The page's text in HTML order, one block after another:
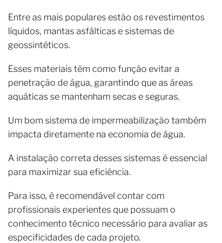
Entre as mais populares estão os revestimentos
líquidos, mantas asfálticas e sistemas de
geossintéticos.
Esses materiais têm como função evitar a
penetração de água, garantindo que as áreas
aquáticas se mantenham secas e seguras.
Um bom sistema de impermeabilização também
impacta diretamente na economia de água.
A instalação correta desses sistemas é essencial
para maximizar sua eficiência.
Para isso, é recomendável contar com
profissionais experientes que possuam o
conhecimento técnico necessário para avaliar as
especificidades de cada projeto.